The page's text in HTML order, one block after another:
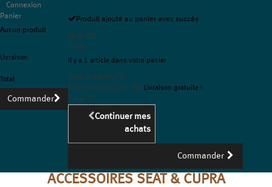
Connexion
Panier
Aucun produit
Livraison
Total
Commander
Produit ajouté au panier avec succès
Quantité
Total
Il y a 1 article dans votre panier
Total produits TTC
Frais d'expédition TTC Livraison gratuite !
Total TTC
Continuer mes
achats
Commander
ACCESSOIRES SEAT & CUPRA